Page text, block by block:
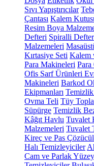
Sıvı Yapıştırıcılar
Çantası Kalem
Resim Boya
Defteri Spiralli Defter
Malzemeleri
Kırtasiye Seti Kalem
Para Makineleri Para
Ofis Sarf Ürünleri
Makineleri Barkod
Ekipmanları
Ovma Teli Tüy
Süpürge Temizlik
Kâğıt Havlu Tuvalet
Malzemeleri Tuvalet
Kireç ve Pas
Halı Temizleyiciler
Cam ve Parlak